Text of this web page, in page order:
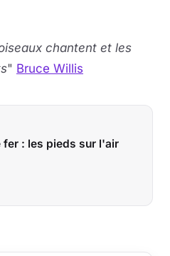
chantent et les
" Bruce Willis
fer : les pieds sur l'air